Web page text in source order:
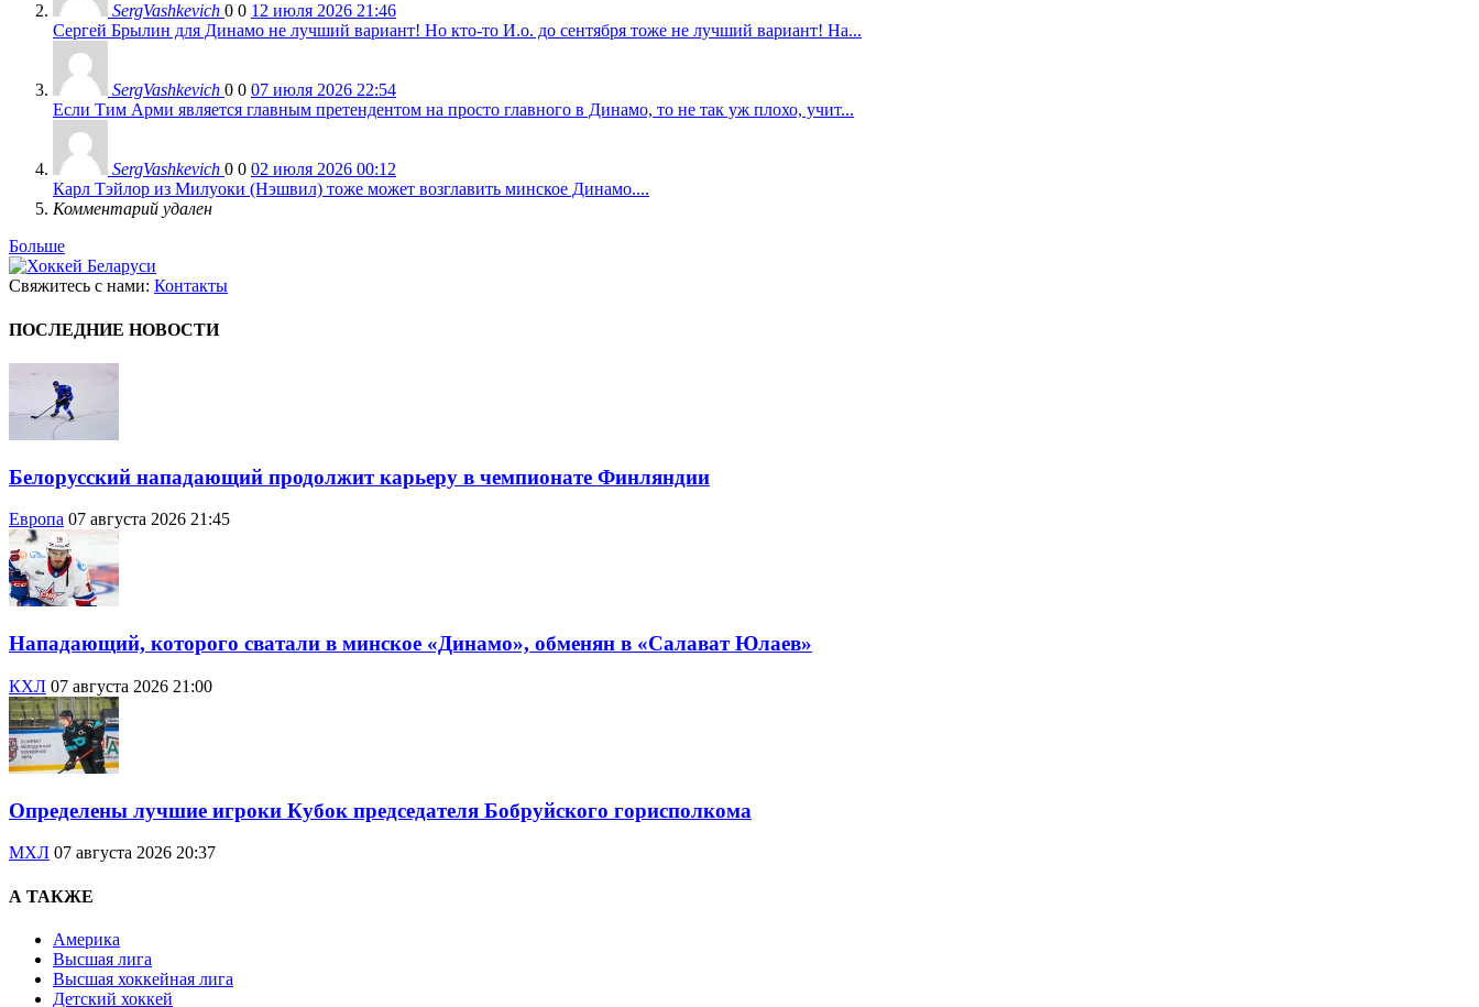
SergVashkevich 0 0 12 июля 2026 21:46
Сергей Брылин для Динамо не лучший вариант! Но кто-то И.о. до сентября тоже не лучший вариант! На...
SergVashkevich 0 0 07 июля 2026 22:54
Если Тим Арми является главным претендентом на просто главного в Динамо, то не так уж плохо, учит...
SergVashkevich 0 0 02 июля 2026 00:12
Карл Тэйлор из Милуоки (Нэшвил) тоже может возглавить минское Динамо....
Комментарий удален
Больше
Свяжитесь с нами: Контакты
ПОСЛЕДНИЕ НОВОСТИ
Белорусский нападающий продолжит карьеру в чемпионате Финляндии
Европа 07 августа 2026 21:45
Нападающий, которого сватали в минское «Динамо», обменян в «Салават Юлаев»
КХЛ 07 августа 2026 21:00
Определены лучшие игроки Кубок председателя Бобруйского горисполкома
МХЛ 07 августа 2026 20:37
А ТАКЖЕ
Америка
Высшая лига
Высшая хоккейная лига
Детский хоккей